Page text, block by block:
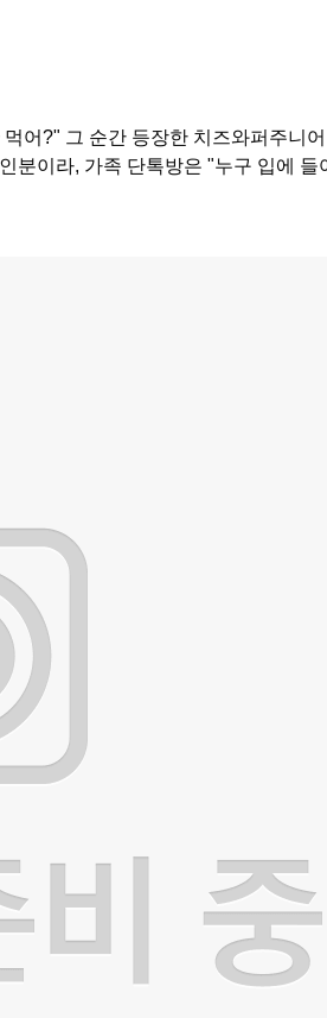
어?" 그 순간 등장한 치즈와퍼주니
이라, 가족 단톡방은 "누구 입에